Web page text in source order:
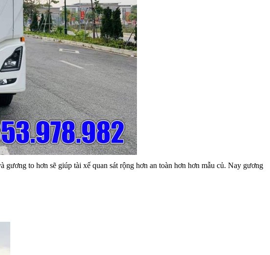
to hơn sẽ giúp tài xế quan sát rộng hơn an toàn hơn hơn mẫu củ. Nay gương